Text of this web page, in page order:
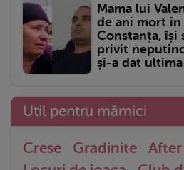
Mama lui
de ani mort
Constanța, își
privit
și-a dat
Util pentru mămici
Crese Gradinite